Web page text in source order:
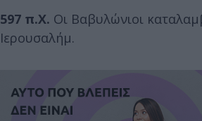
597 π.Χ. Οι Βαβυλώνιοι
Ιερουσαλήμ.